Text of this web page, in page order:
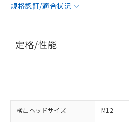
規格認証/適合状況
定格/性能
検出ヘッドサイズ M12